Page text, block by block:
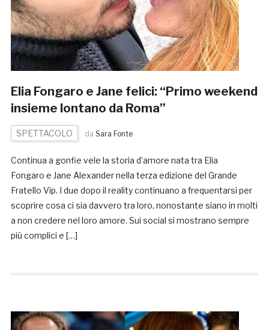
Elia Fongaro e Jane felici: “Primo weekend
insieme lontano da Roma”
SPETTACOLO da Sara Fonte
Continua a gonfie vele la storia d’amore nata tra Elia
Fongaro e Jane Alexander nella terza edizione del Grande
Fratello Vip. I due dopo il reality continuano a frequentarsi per
scoprire cosa ci sia davvero tra loro, nonostante siano in molti
a non credere nel loro amore. Sui social si mostrano sempre
più complici e […]